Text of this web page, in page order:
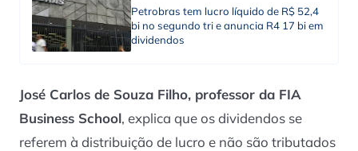
Petrobras tem lucro líquido de R$ 52,4
bi no segundo tri e anuncia R4 17 bi em
dividendos
José Carlos de Souza Filho, professor da FIA
Business School, explica que os dividendos se
referem à distribuição de lucro e não são tributados